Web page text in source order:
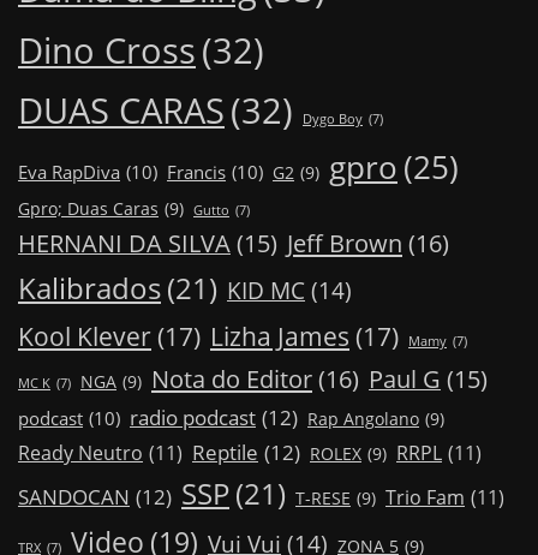
Dino Cross(32)
DUAS CARAS(32) Dygo Boy (7)
Eva RapDiva (10) Francis (10) G2 (9) gpro(25)
Gpro; Duas Caras (9) Gutto (7)
HERNANI DA SILVA(15) Jeff Brown (16)
Kalibrados(21) KID MC (14)
Kool Klever (17) Lizha James (17) Mamy (7)
MC K (7) NGA (9) Nota do Editor(16) Paul G (15)
podcast (10) radio podcast (12) Rap Angolano (9)
Ready Neutro (11) Reptile (12) ROLEX (9) RRPL (11)
SANDOCAN (12) SSP(21) T-RESE (9) Trio Fam (11)
TRX (7) Video (19) Vui Vui (14) ZONA 5 (9)